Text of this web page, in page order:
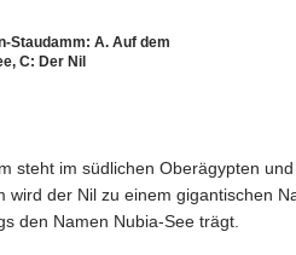
Staudamm: A. Auf dem
C: Der Nil
steht im südlichen Oberägypten
wird der Nil zu einem gigantischen
den Namen Nubia-See trägt.